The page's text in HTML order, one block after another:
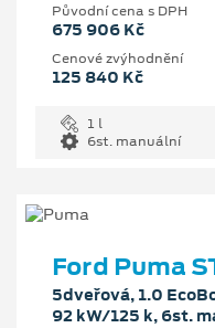
Původní cena s DPH
675 906 Kč
Cenové zvýhodnění
125 840 Kč
1 l
6st. manuální
Ford Puma
5dveřová, 1.0
92 kW/125 k, 6st.